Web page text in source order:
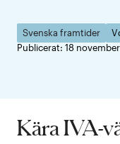
Svenska framtider
Publicerat: 18
Kära IVA-